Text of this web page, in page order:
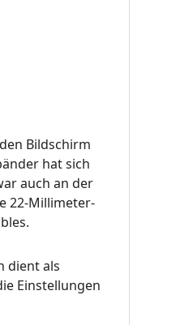
Bildschirm
hat sich
auch an der
22-Millimeter-
dient als
Einstellungen